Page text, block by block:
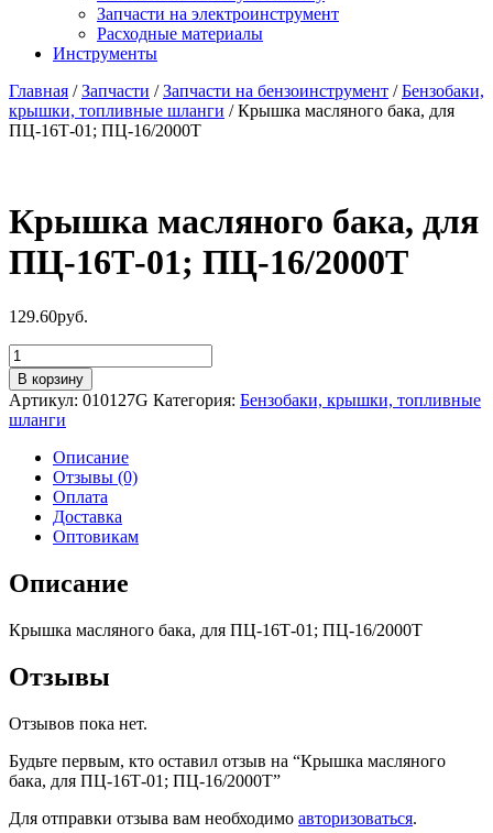
Запчасти на электроинструмент
Расходные материалы
Инструменты
Главная /Запчасти /Запчасти на бензоинструмент /Бензобаки,
крышки, топливные шланги / Крышка масляного бака, для
ПЦ-16Т-01; ПЦ-16/2000Т
Крышка масляного бака, для
ПЦ-16Т-01; ПЦ-16/2000Т
129.60руб.
Количество
товара
Крышка
масляного
бака,
ПЦ-16Т-01;
ПЦ-16/2000Т
В корзину
Артикул: 010127G Категория: Бензобаки, крышки, топливные
шланги
Описание
Отзывы (0)
Оплата
Доставка
Оптовикам
Описание
Крышка масляного бака, для ПЦ-16Т-01; ПЦ-16/2000Т
Отзывы
Отзывов пока нет.
Будьте первым, кто оставил отзыв на “Крышка масляного
бака, для ПЦ-16Т-01; ПЦ-16/2000Т”
Для отправки отзыва вам необходимо авторизоваться.